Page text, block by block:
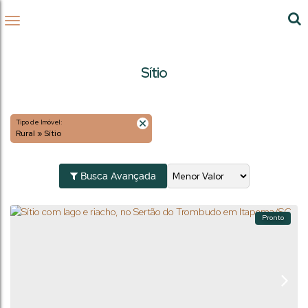
Sítio
Tipo de Imóvel:
Rural » Sítio
Busca Avançada
Pronto